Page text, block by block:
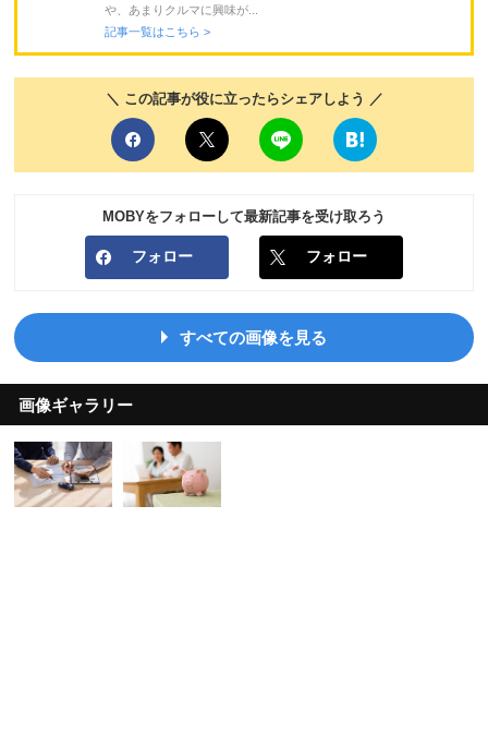
や、あまりクルマに興味が...
記事一覧はこちら >
＼ この記事が役に立ったらシェアしよう ／
MOBYをフォローして最新記事を受け取ろう
フォロー フォロー
すべての画像を見る
画像ギャラリー